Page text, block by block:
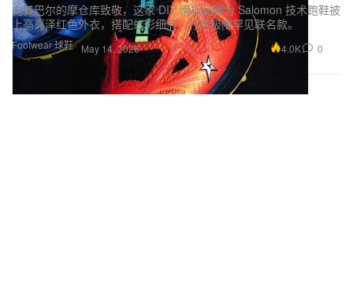
Footwear 球鞋
向其巴尔的摩仓库致敬，这家 DIY 滑板品牌为 Salomon 技术跑鞋披
上高亮泽红色外衣，搭配虹彩细节，打造极限罕见联名款。
May 14, 2026 4.0K 0